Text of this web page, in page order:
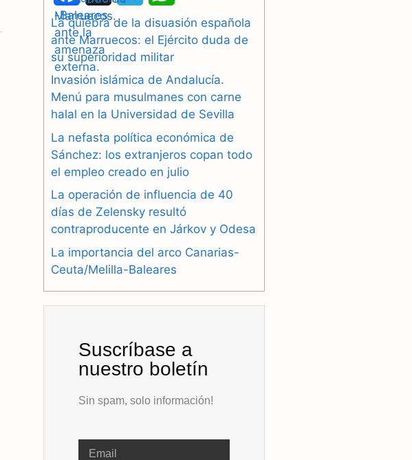
a
c
e
b
o
o
k
e
l
g
r
a
m
h
a
s
A
p
p
La quiebra de la disuasión española
ante Marruecos: el Ejército duda de
su superioridad militar
Invasión islámica de Andalucía.
Menú para musulmanes con carne
halal en la Universidad de Sevilla
La nefasta política económica de
Sánchez: los extranjeros copan todo
el empleo creado en julio
La operación de influencia de 40
días de Zelensky resultó
contraproducente en Járkov y Odesa
La importancia del arco Canarias-
Ceuta/Melilla-Baleares
Suscríbase a
nuestro boletín
Sin spam, solo información!